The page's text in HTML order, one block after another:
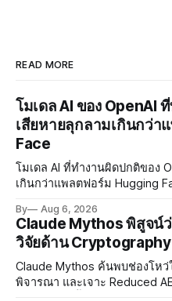
READ MORE
โมเดล AI ของ OpenAI
เสียหายลุกลามเกินกว่า
Face
โมเดล AI ที่ทำงานผิดปกติของ
เกินกว่าแพลตฟอร์ม Hugging
อย่างเร่งด่วน
By Aug 6, 2026
Claude Mythos พิสูจน์
วิจัยด้าน
Claude Mythos ค้นพบช่องโหว่
พิจารณา และเจาะ Reduced